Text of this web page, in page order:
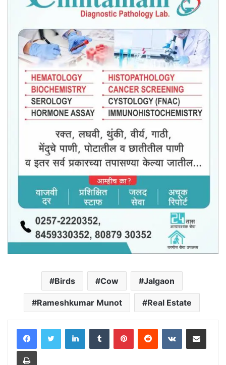
Birds Cow Jalgaon
Rameshkumar Munot Real Estate
LinkedInTumblr PinterestReddit VKontakteShare via Email
Print